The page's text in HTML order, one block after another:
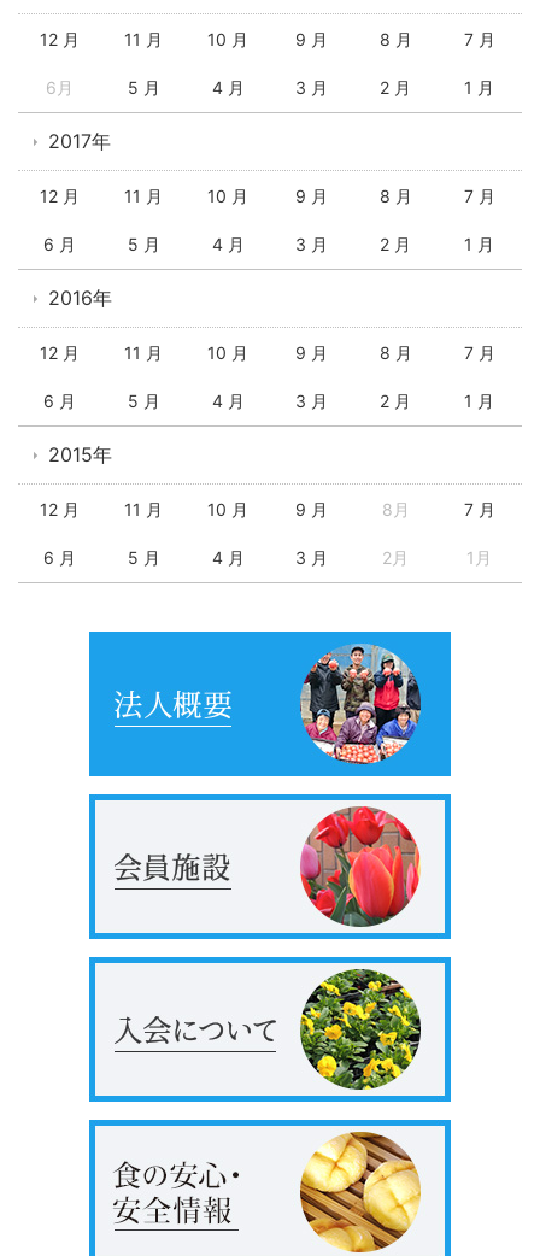
12 月 11 月 10 月 9 月 8 月 7 月
6月 5 月 4 月 3 月 2 月 1 月
2017年
12 月 11 月 10 月 9 月 8 月 7 月
6 月 5 月 4 月 3 月 2 月 1 月
2016年
12 月 11 月 10 月 9 月 8 月 7 月
6 月 5 月 4 月 3 月 2 月 1 月
2015年
12 月 11 月 10 月 9 月 8月 7 月
6 月 5 月 4 月 3 月 2月 1月